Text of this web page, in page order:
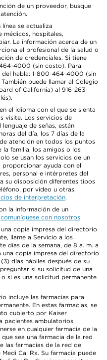
de un proveedor, busque
se actualiza
médicos, hospitales,
La información acerca de un
el profesional de la salud o
de credenciales. Si tiene
4000 (sin costo). Para
del habla: 1-800-464-4000 (sin
puede llamar al Colegio
of California) al 916-263-
el idioma con el que se sienta
visite. Los servicios de
de señas, están
del día, los 7 días de la
atención en todos los puntos
familia, los amigos o los
se usan los servicios de un
ayuda con el
personal e intérpretes del
su disposición diferentes tipos
por video u otras.
de interpretación.
la información de un
comuníquese con nosotros.
copia impresa del directorio
llame a Servicio a los
días de la semana, de 8 a. m. a
una copia impresa del directorio
días hábiles después de su
si su solicitud de una
si es una solicitud permanente
incluye las farmacias para
En estas farmacias, se
cubierto por Kaiser
pacientes ambulatorios
en cualquier farmacia de la
sea una farmacia de la red
las farmacias de la red de
Cal Rx. Su farmacia puede